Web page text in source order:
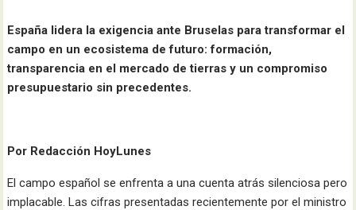
España lidera la exigencia ante Bruselas para transformar el
campo en un ecosistema de futuro: formación,
transparencia en el mercado de tierras y un compromiso
presupuestario sin precedentes.
Por Redacción HoyLunes
El campo español se enfrenta a una cuenta atrás silenciosa pero
implacable. Las cifras presentadas recientemente por el ministro